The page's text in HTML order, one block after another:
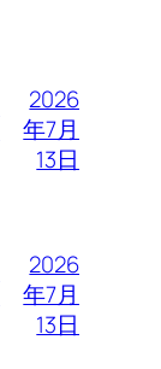
2026
年7月
13日
2026
年7月
13日